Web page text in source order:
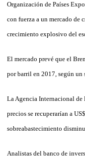
Organización de Países
con fuerza a un mercado de
crecimiento explosivo del
El mercado prevé que el
por barril en 2017, según un
La Agencia Internacional de
precios se recuperarían a
sobreabastecimiento
Analistas del banco de